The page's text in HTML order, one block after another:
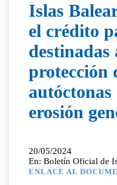
Islas
el crédito
destinadas
protección
autóctonas
erosión
20/05/2024
En: Boletín Oficial de
ENLACE AL